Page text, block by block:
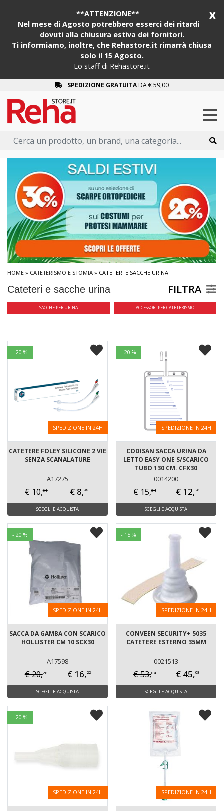
x
**ATTENZIONE**
Nel mese di Agosto potrebbero esserci dei ritardi
dovuti alla chiusura estiva dei fornitori.
Ti informiamo, inoltre, che Rehastore.it rimarrà chiusa
solo il 15 Agosto.
Lo staff di Rehastore.it
SPEDIZIONE GRATUITADA € 59,00
HOME » CATETERISMO E STOMIA » CATETERI E SACCHE URINA
Cateteri e sacche urina FILTRA
SACCHE PER URINA ACCESSORI PER CATETERISMO
- 20 %
SPEDIZIONE IN 24H
CATETERE FOLEY SILICONE 2 VIE
SENZA SCANALATURE
A17275
€ 10,61 € 8,49
SCEGLI E ACQUISTA
- 20 %
SPEDIZIONE IN 24H
CODISAN SACCA URINA DA
LETTO EASY ONE S/SCARICO
TUBO 130 CM. CFX30
0014200
€ 15,34 € 12,28
SCEGLI E ACQUISTA
- 20 %
SPEDIZIONE IN 24H
SACCA DA GAMBA CON SCARICO
HOLLISTER CM 10 SCX30
A17598
€ 20,28 € 16,22
SCEGLI E ACQUISTA
- 15 %
SPEDIZIONE IN 24H
CONVEEN SECURITY+ 5035
CATETERE ESTERNO 35MM
0021513
€ 53,04 € 45,08
SCEGLI E ACQUISTA
- 20 %
SPEDIZIONE IN 24H SPEDIZIONE IN 24H